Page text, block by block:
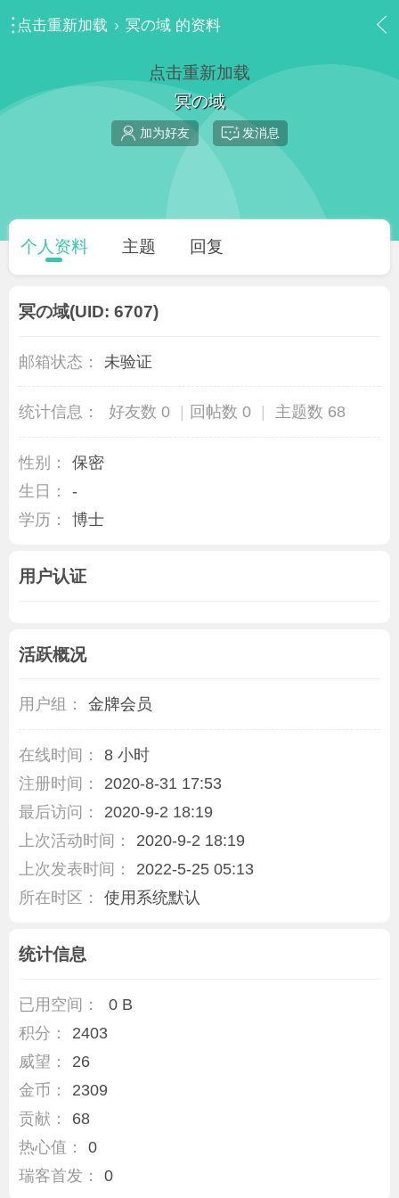
点击重新加载 › 冥の域 的资料
点击重新加载
冥の域
加为好友 发消息
个人资料 主题 回复
冥の域(UID: 6707)
邮箱状态： 未验证
统计信息： 好友数 0 回帖数 0 主题数 68
性别：
保密
生日：
-
学历：
博士
用户认证
活跃概况
用户组： 金牌会员
在线时间：
8 小时
注册时间：
2020-8-31 17:53
最后访问：
2020-9-2 18:19
上次活动时间：
2020-9-2 18:19
上次发表时间：
2022-5-25 05:13
所在时区：
使用系统默认
统计信息
已用空间：
0 B
积分：
2403
威望：
26
金币：
2309
贡献：
68
热心值：
0
瑞客首发：
0